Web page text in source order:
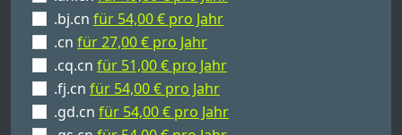
.bj.cn für 54,00 € pro Jahr
.cn für 27,00 € pro Jahr
.cq.cn für 51,00 € pro Jahr
.fj.cn für 54,00 € pro Jahr
.gd.cn für 54,00 € pro Jahr